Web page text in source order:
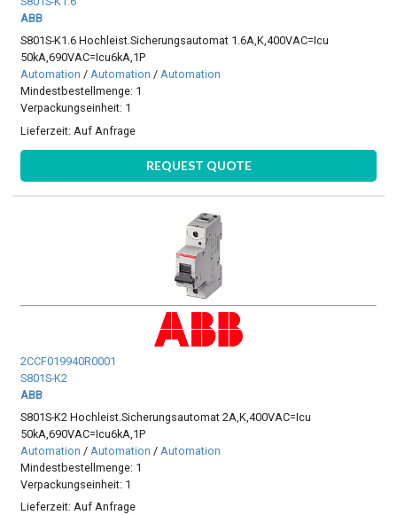
ABB
S801S-K1.6 Hochleist.Sicherungsautomat 1.6A,K,400VAC=Icu
50kA,690VAC=Icu6kA,1P
Automation /Automation /Automation
Mindestbestellmenge: 1
Verpackungseinheit: 1
Lieferzeit: Auf Anfrage
REQUEST QUOTE
2CCF019940R0001
S801S-K2
ABB
S801S-K2 Hochleist.Sicherungsautomat 2A,K,400VAC=Icu
50kA,690VAC=Icu6kA,1P
Automation / Automation / Automation
Mindestbestellmenge: 1
Verpackungseinheit: 1
Lieferzeit:Auf Anfrage